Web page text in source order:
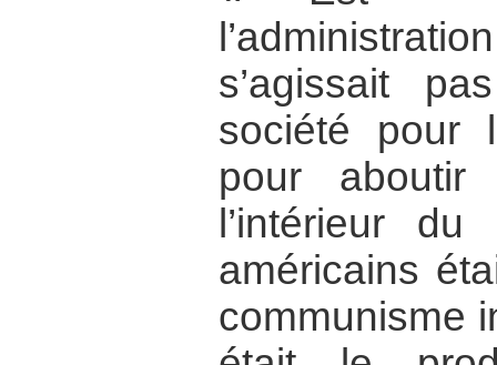
s’agissait
société pour
pour
l’intérieur
américains
communisme